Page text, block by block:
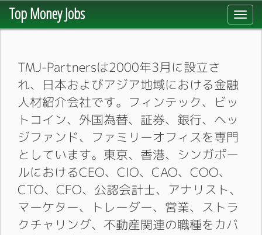
Top Money Jobs
TMJ-Partnersは2000年3月に設立さ
れ、日本およびアジア地域における金融
人材紹介会社です。フィンテック、ビッ
トコイン、外国為替、証券、銀行、ヘッ
ジファンド、ファミリーオフィスを専門
としています。東京、香港、シンガポー
ルにおけるCEO、CIO、CAO、COO、
CTO、CFO、公認会計士、アナリスト、
マーケター、トレーダー、営業、ストラ
クチャリング、不動産関連の職種をカバ